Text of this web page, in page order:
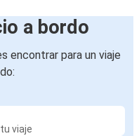
a bordo
encontrar para un viaje
viaje